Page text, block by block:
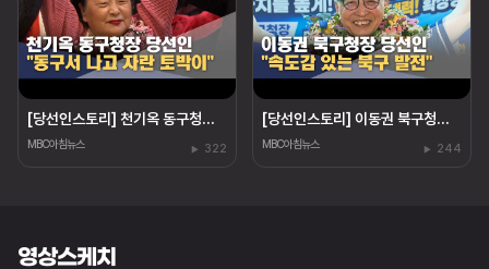
[당선인스토리] 천기옥 동구청장 당선인 "동구 토박이"
MBC아침뉴스 322
[당선인스토리] 이동권 북구청장 당선인 "경험은 힘"
MBC아침뉴스 244
영상스케치